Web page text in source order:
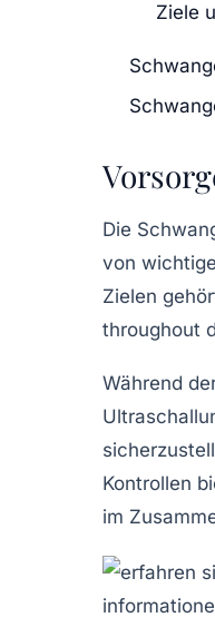
Ziele
Die
von
Zielen
throughout
Während
Kontrollen
im